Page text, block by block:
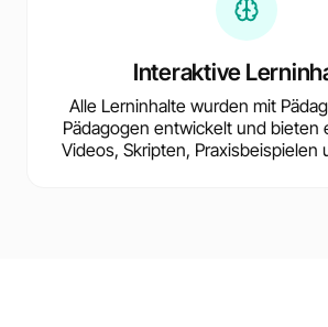
Interaktive
Alle Lerninhalte wurden mit
Pädagogen entwickelt und bieten
Videos, Skripten, Praxisbeispielen